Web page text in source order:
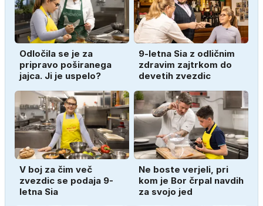
Odločila se je za
pripravo poširanega
jajca. Ji je uspelo?
9-letna Sia z odličnim
zdravim zajtrkom do
devetih zvezdic
V boj za čim več
zvezdic se podaja 9-
letna Sia
Ne boste verjeli, pri
kom je Bor črpal navdih
za svojo jed